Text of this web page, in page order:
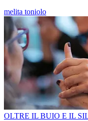
melita toniolo
OLTRE IL BUIO E IL